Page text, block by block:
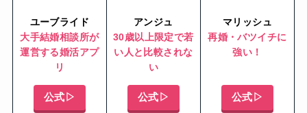
ユーブライド
大手結婚相談所が
運営する婚活アプ
リ
アンジュ
30歳以上限定で若
い人と比較されな
い
マリッシュ
再婚・バツイチに
強い！
公式▷ 公式▷ 公式▷